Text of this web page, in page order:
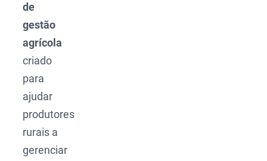
de
gestão
agrícola
criado
para
ajudar
produtores
rurais a
gerenciar